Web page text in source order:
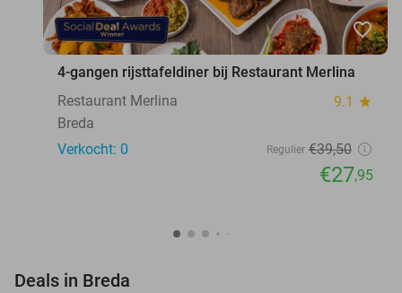
favorite_border
4-gangen rijsttafeldiner bij Restaurant Merlina
Restaurant Merlina
9.1 star
Breda
Verkocht: 0
Regulier €39,50
€27,95
Deals in Breda